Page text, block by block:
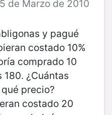
de Marzo de 2010
y pagué
costado 10%
comprado 10
180. ¿Cuántas
precio?
costado 20